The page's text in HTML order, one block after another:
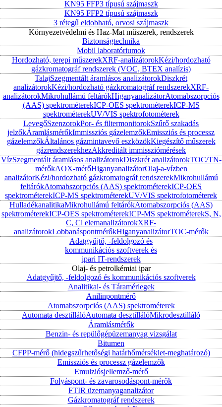
KN95 FFP3 típusú szájmaszk
KN95 FFP2 típusú szájmaszk
3 rétegű eldobható, orvosi szájmaszk
Környezetvédelmi és Haz-Mat műszerek, rendszerek
Biztonságtechnika
Mobil laboratóriumok
Hordozható, terepi műszerekXRF-analizátorokKézi/hordozható
gázkromatográf rendszerek (VOC, BTEX analízis)
TalajSzegmentált áramlásos analizátorokDiszkrét
analizátorokKézi/hordozható gázkromatográf rendszerekXRF-
analizátorokMikrohullámú feltárókHiganyanalizátorAtomabszorpciós
(AAS) spektrométerekICP-OES spektrométerekICP-MS
spektrométerekUV/VIS spektrofotométerek
LevegőSzenzorokPor- és filtermonitorokSzűrő szakadás
jelzőkÁramlásmérőkImmissziós gázelemzőkEmissziós és processz
gázelemzőkÁltalános gázmintavevő eszközökKiegészítő műszerek
gázrendszerekhezAkkreditált immissziómérések
VízSzegmentált áramlásos analizátorokDiszkrét analizátorokTOC/TN-
mérőkAOX-mérőHiganyanalizátorOlaj-a-vízben
analizátorKézi/hordozható gázkromatográf rendszerekMikrohullámú
feltárókAtomabszorpciós (AAS) spektrométerekICP-OES
spektrométerekICP-MS spektrométerekUV/VIS spektrofotométerek
HulladékanalitikaMikrohullámú feltárókAtomabszorpciós (AAS)
spektrométerekICP-OES spektrométerekICP-MS spektrométerekS, N,
C, Cl elemanalizátorokXRF-
analizátorokLobbanáspontmérőkHiganyanalizátorTOC-mérők
Adatgyűjtő, -feldolgozó és
kommunikációs szoftverek és
ipari IT-rendszerek
Olaj- és petrolkémiai ipar
Adatgyűjtő, -feldolgozó és kommunikációs szoftverek
Analitikai- és Táramérlegek
Anilinpontmérő
Atomabszorpciós (AAS) spektrométerek
Automata desztillálóAutomata desztillálóMikrodesztilláló
Áramlásmérők
Benzin- és repülőgépüzemanyag vizsgálat
Bitumen
CFPP-mérő (hidegszűrhetőségi határhőmérséklet-meghatározó)
Emissziós és processz gázelemzők
Emulziósjellemző-mérő
Folyáspont- és zavarosodáspont-mérők
FTIR üzemanyaganalizátor
Gázkromatográf rendszerek